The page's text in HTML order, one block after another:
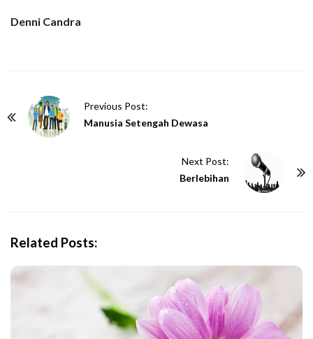
Denni Candra
Previous Post:
Manusia Setengah Dewasa
Next Post:
Berlebihan
Related Posts: